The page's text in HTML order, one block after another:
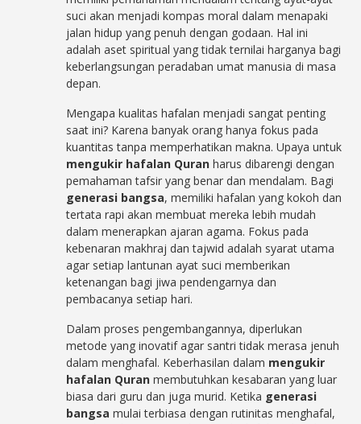
suci akan menjadi kompas moral dalam menapaki
jalan hidup yang penuh dengan godaan. Hal ini
adalah aset spiritual yang tidak ternilai harganya bagi
keberlangsungan peradaban umat manusia di masa
depan.
Mengapa kualitas hafalan menjadi sangat penting
saat ini? Karena banyak orang hanya fokus pada
kuantitas tanpa memperhatikan makna. Upaya untuk
mengukir hafalan Quran harus dibarengi dengan
pemahaman tafsir yang benar dan mendalam. Bagi
generasi bangsa, memiliki hafalan yang kokoh dan
tertata rapi akan membuat mereka lebih mudah
dalam menerapkan ajaran agama. Fokus pada
kebenaran makhraj dan tajwid adalah syarat utama
agar setiap lantunan ayat suci memberikan
ketenangan bagi jiwa pendengarnya dan
pembacanya setiap hari.
Dalam proses pengembangannya, diperlukan
metode yang inovatif agar santri tidak merasa jenuh
dalam menghafal. Keberhasilan dalam mengukir
hafalan Quran membutuhkan kesabaran yang luar
biasa dari guru dan juga murid. Ketika generasi
bangsa mulai terbiasa dengan rutinitas menghafal,